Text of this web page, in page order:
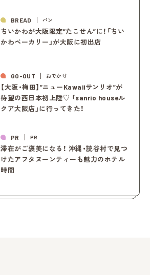
BREAD パン
ちいかわが大阪限定“たこせん”に！「ちい
かわベーカリー」が大阪に初出店
GO-OUT おでかけ
【大阪・梅田】“ニューKawaiiサンリオ”が
待望の西日本初上陸♡ 「sanrio houseル
クア大阪店」に行ってきた！
PR PR
滞在がご褒美になる！ 沖縄・読谷村で見つ
けたアフタヌーンティーも魅力のホテル
時間